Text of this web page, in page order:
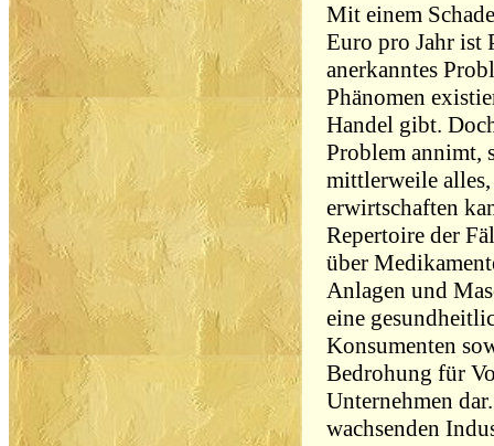
Mit einem
Euro pro Jahr ist
anerkanntes
Phänomen
Handel gibt.
Problem annimt,
mittlerweile
erwirtschaften
Repertoire der
über
Anlagen und
eine
Konsumenten
Bedrohung für
Unternehmen
wachsenden